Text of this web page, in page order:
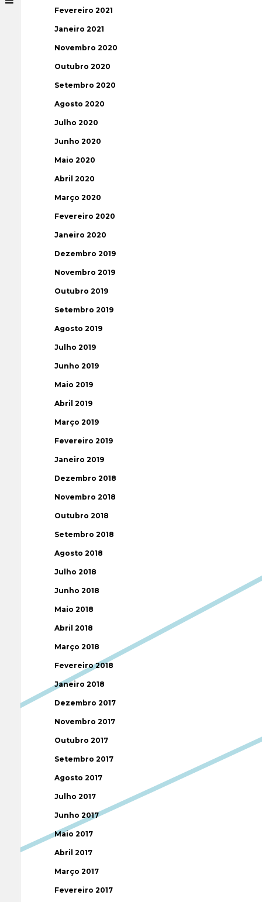
Fevereiro 2021
Janeiro 2021
Novembro 2020
Outubro 2020
Setembro 2020
Agosto 2020
Julho 2020
Junho 2020
Maio 2020
Abril 2020
Março 2020
Fevereiro 2020
Janeiro 2020
Dezembro 2019
Novembro 2019
Outubro 2019
Setembro 2019
Agosto 2019
Julho 2019
Junho 2019
Maio 2019
Abril 2019
Março 2019
Fevereiro 2019
Janeiro 2019
Dezembro 2018
Novembro 2018
Outubro 2018
Setembro 2018
Agosto 2018
Julho 2018
Junho 2018
Maio 2018
Abril 2018
Março 2018
Fevereiro 2018
Janeiro 2018
Dezembro 2017
Novembro 2017
Outubro 2017
Setembro 2017
Agosto 2017
Julho 2017
Junho 2017
Maio 2017
Abril 2017
Março 2017
Fevereiro 2017